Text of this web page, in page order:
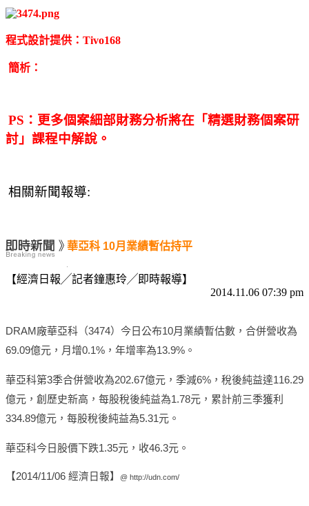
程式設計提供：Tivo168
簡析：
PS：更多個案細部財務分析將在「精選財務個案研
討」課程中解說。
相關新聞報導:
華亞科 10月業績暫估持平
【經濟日報╱記者鐘惠玲╱即時報導】
2014.11.06 07:39 pm
DRAM廠華亞科（3474）今日公布10月業績暫估數，合併營收為
69.09億元，月增0.1%，年增率為13.9%。
華亞科第3季合併營收為202.67億元，季減6%，稅後純益達116.29
億元，創歷史新高，每股稅後純益為1.78元，累計前三季獲利
334.89億元，每股稅後純益為5.31元。
華亞科今日股價下跌1.35元，收46.3元。
【2014/11/06 經濟日報】 @ http://udn.com/